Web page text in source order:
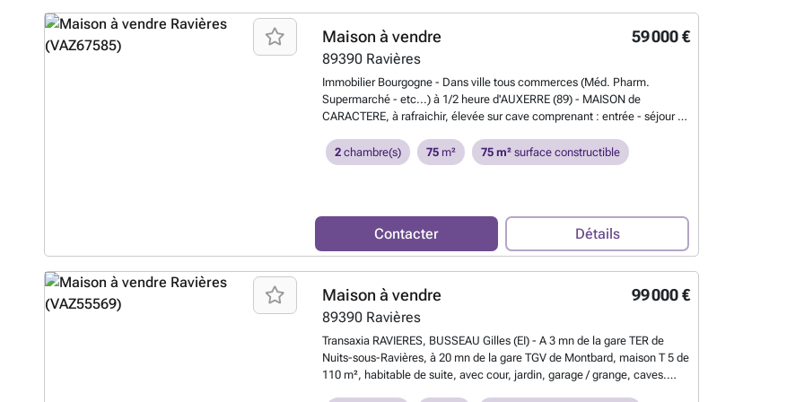
et Couloir (10 m²), Salon / Chambre avec insert (21.5 m²), Bureau ou
Chambre (15.3 m²), 3 Chambres (20 m², 22.5 m² et 21,5 m²) et Salle de
Bain / W.C. Grenier aménageable au-dessus, en deux parties (110 m² en
tout).Cour (100 m²), Garage / Grange (41 m²) avec Chafaud, Bûcher (21
m²) avec Chafaud, Remise / Atelier (20 m²) avec Chafaud, Abri de Jardin
(7 m²).Verger clos de 1 760 m² à proximité. Renseignements,
informations complémentaires et / ou visite : Gilles BUSSEAU - Agent
RAVIERES - ### - ### - ###En savoir plus ?
59 000 €
Maison à vendre
89390 Ravières
Immobilier Bourgogne - Dans ville tous commerces (Méd. Pharm.
Supermarché - etc...) à 1/2 heure d'AUXERRE (89) - MAISON de
CARACTERE, à rafraichir, élevée sur cave comprenant : entrée - séjour 24
14 m² - Salle de bains - 2 WC - Chauffage central fuel - GRENIER
aménageable - COUR close de murs & grillage - Tél. ### ou ###
2chambre(s) 75m² 75 m²surface constructible
Contacter Détails
99 000 €
Maison à vendre
89390 Ravières
Transaxia RAVIERES, BUSSEAU Gilles (EI) - A 3 mn de la gare TER de
Nuits-sous-Ravières, à 20 mn de la gare TGV de Montbard, maison T 5 de
110 m², habitable de suite, avec cour, jardin, garage / grange, caves.